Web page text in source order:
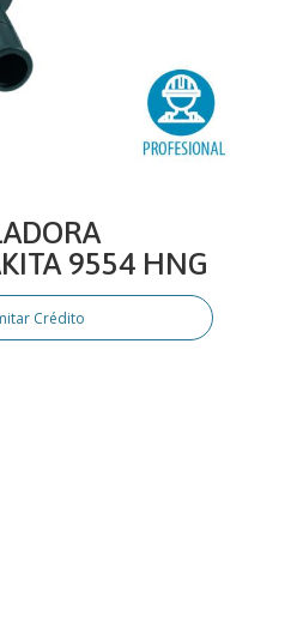
9554 HNG
Crédito